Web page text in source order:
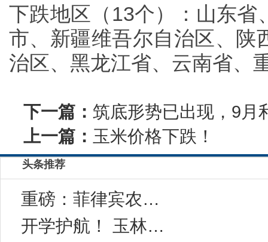
下跌地区（13个）：山东省
市、新疆维吾尔自治区、陕
治区、黑龙江省、云南省、
下一篇： 筑底形势已出现，9月
上一篇： 玉米价格下跌！
头条推荐
重磅：菲律宾农业部宣布免费推行非洲猪瘟疫苗
开学护航！ 玉林市场监管局“七查七严”开展